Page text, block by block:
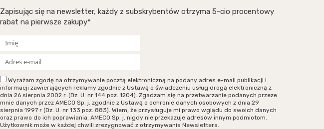
Zapisując się na newsletter, każdy z subskrybentów otrzyma 5-cio procentowy
rabat na pierwsze zakupy*
Wyrażam zgodę na otrzymywanie pocztą elektroniczną na podany adres e-mail publikacji i
informacji zawierających reklamy zgodnie z Ustawą o świadczeniu usług drogą elektroniczną z
dnia 26 sierpnia 2002 r. (Dz. U. nr 144 poz. 1204). Zgadzam się na przetwarzanie podanych przeze
mnie danych przez AMECO Sp. j. zgodnie z Ustawą o ochronie danych osobowych z dnia 29
sierpnia 1997 r (Dz. U. nr 133 poz. 883). Wiem, że przysługuje mi prawo wglądu do swoich danych
oraz prawo do ich poprawiania. AMECO Sp. j. nigdy nie przekazuje adresów innym podmiotom.
Użytkownik może w każdej chwili zrezygnować z otrzymywania Newslettera.